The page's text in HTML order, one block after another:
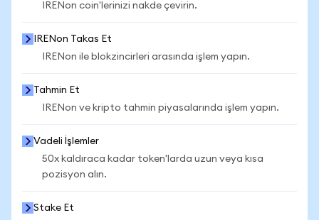
IRENon coin'lerinizi nakde çevirin.
IRENon Takas Et
IRENon ile blokzincirleri arasında işlem yapın.
Tahmin Et
IRENon ve kripto tahmin piyasalarında işlem yapın.
Vadeli İşlemler
50x kaldıraca kadar token'larda uzun veya kısa
pozisyon alın.
Stake Et